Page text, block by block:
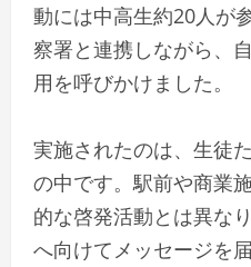
動には中高生約20人が
察署と連携しながら、
用を呼びかけました。
実施されたのは、生徒
の中です。駅前や商業
的な啓発活動とは異な
へ向けてメッセージを